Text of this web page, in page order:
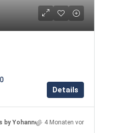
Details
by Yohanne & Jacqueline
4 Monaten vor